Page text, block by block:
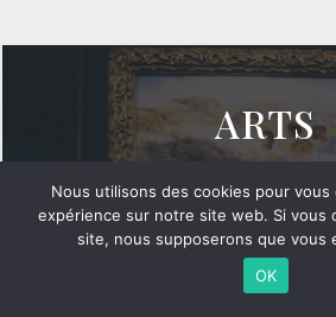
ARTS
L’art, en long, en
profondeur. Une
création artistique qui
sauvage appétit pour
Nous utilisons des cookies pour vous
expérience sur notre site web. Si vous
site, nous supposerons que vous
OK